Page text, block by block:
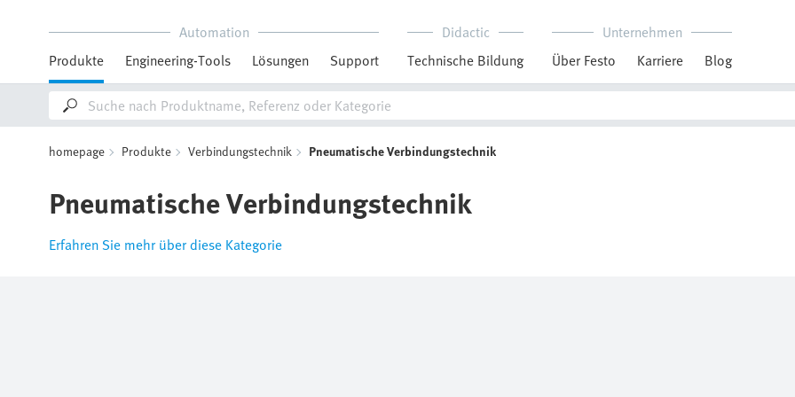
Automation
Produkte
Engineering-Tools Lösungen Support
Didactic
Technische Bildung
Unternehmen
Über Festo
Karriere Blog
homepage Produkte Verbindungstechnik Pneumatische Verbindungstechnik
Pneumatische Verbindungstechnik
Erfahren Sie mehr über diese Kategorie